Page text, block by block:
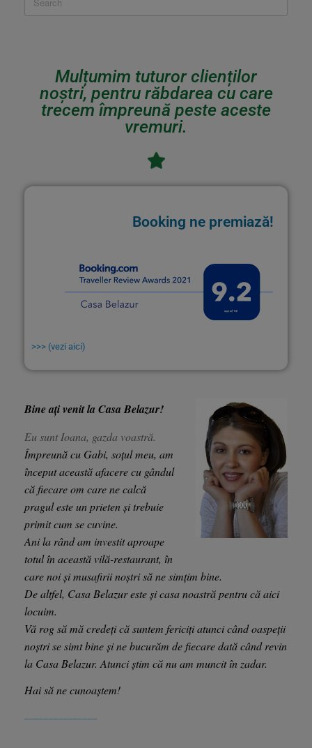
Mulțumim tuturor clienților
noștri, pentru răbdarea cu care
trecem împreună peste aceste
vremuri.
Booking ne premiază!
>>> (vezi aici)
Bine ați venit la Casa Belazur!
Eu sunt Ioana, gazda voastră.
Împreună cu Gabi, soțul meu, am
început această afacere cu gândul
că fiecare om care ne calcă
pragul este un prieten și trebuie
primit cum se cuvine.
Ani la rând am investit aproape
totul în această vilă-restaurant, în
care noi și musafirii noștri să ne simțim bine.
De altfel, Casa Belazur este și casa noastră pentru că aici
locuim.
Vă rog să mă credeți că suntem fericiți atunci când oaspeții
noștri se simt bine și ne bucurăm de fiecare dată când revin
la Casa Belazur. Atunci știm că nu am muncit în zadar.
Hai să ne cunoaștem!